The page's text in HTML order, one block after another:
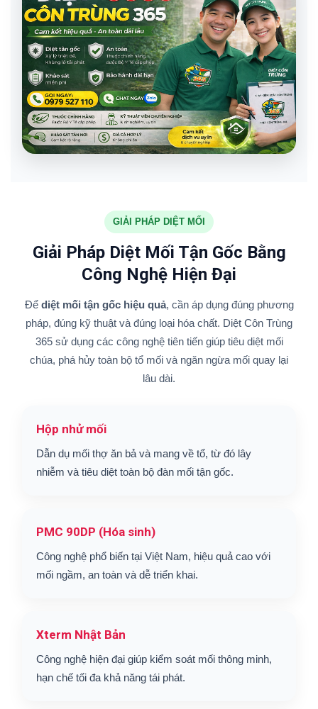
GIẢI PHÁP DIỆT MỐI
Giải Pháp Diệt Mối Tận Gốc Bằng
Công Nghệ Hiện Đại
Để diệt mối tận gốc hiệu quả, cần áp dụng đúng phương
pháp, đúng kỹ thuật và đúng loại hóa chất. Diệt Côn Trùng
365 sử dụng các công nghệ tiên tiến giúp tiêu diệt mối
chúa, phá hủy toàn bộ tổ mối và ngăn ngừa mối quay lại
lâu dài.
Hộp nhử mối
Dẫn dụ mối thợ ăn bả và mang về tổ, từ đó lây
nhiễm và tiêu diệt toàn bộ đàn mối tận gốc.
PMC 90DP (Hóa sinh)
Công nghệ phổ biến tại Việt Nam, hiệu quả cao với
mối ngầm, an toàn và dễ triển khai.
Xterm Nhật Bản
Công nghệ hiện đại giúp kiểm soát mối thông minh,
hạn chế tối đa khả năng tái phát.